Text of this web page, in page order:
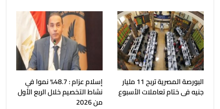
البورصة المصرية تربح 11 مليار
جنيه فى ختام تعاملات الأسبوع
إسلام عزام : 48.7% نموا في
نشاط التخصيم خلال الربع الأول
من 2026